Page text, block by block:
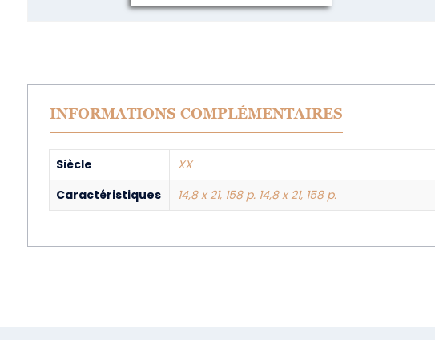
INFORMATIONS COMPLÉMENTAIRES
Siècle
XX
Caractéristiques
14,8 x 21, 158 p. 14,8 x 21, 158 p.